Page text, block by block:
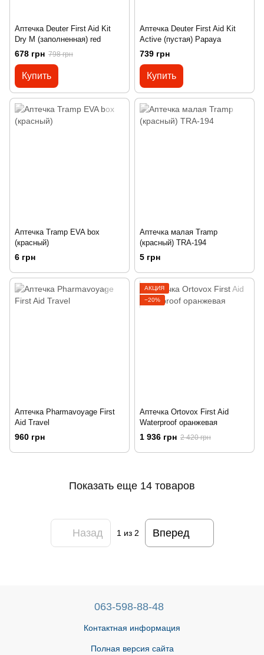
Аптечка Deuter First Aid Kit
Dry M (заполненная) red
678 грн 798 грн
Купить
Аптечка Deuter First Aid Kit
Active (пустая) Papaya
739 грн
Купить
Аптечка Tramp EVA box
(красный)
6 грн
Аптечка малая Tramp
(красный) TRA-194
5 грн
Аптечка Pharmavoyage First
Aid Travel
960 грн
АКЦИЯ
−20%
Аптечка Ortovox First Aid
Waterproof оранжевая
1 936 грн 2 420 грн
Показать еще 14 товаров
Назад 1из 2 Вперед
063-598-88-48
Контактная информация
Полная версия сайта